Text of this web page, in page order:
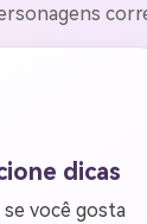
dicas
se você gosta